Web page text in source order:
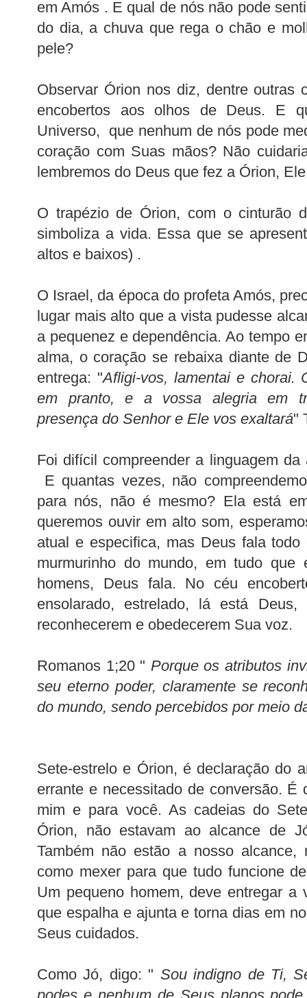
em Amós . E qual de nós não pode
do dia, a chuva que rega o chão e
pele?
Observar Órion nos diz, dentre outras
encobertos aos olhos de Deus. E
Universo, que nenhum de nós pode
coração com Suas mãos? Não
lembremos do Deus que fez a Órion,
O trapézio de Órion, com o cinturão
simboliza a vida. Essa que se
altos e baixos) .
O Israel, da época do profeta Amós,
lugar mais alto que a vista pudesse
a pequenez e dependência. Ao tempo
alma, o coração se rebaixa diante de
entrega: "Afligi-vos, lamentai e chorai.
em pranto, e a vossa alegria em
presença do Senhor e Ele vos exaltará"
Foi difícil compreender a linguagem da
E quantas vezes, não
para nós, não é mesmo? Ela está
queremos ouvir em alto som,
atual e especifica, mas Deus fala
murmurinho do mundo, em tudo
homens, Deus fala. No céu
ensolarado, estrelado, lá está Deus,
reconhecerem e obedecerem Sua voz.
Romanos 1;20 " Porque os atributos
seu eterno poder, claramente se
do mundo, sendo percebidos por meio
Sete-estrelo e Órion, é declaração do
errante e necessitado de conversão. É
mim e para você. As cadeias do
Órion, não estavam ao alcance de
Também não estão a nosso
como mexer para que tudo funcione
Um pequeno homem, deve entregar a
que espalha e ajunta e torna dias em
Seus cuidados.
Como Jó, digo: " Sou indigno de Ti,